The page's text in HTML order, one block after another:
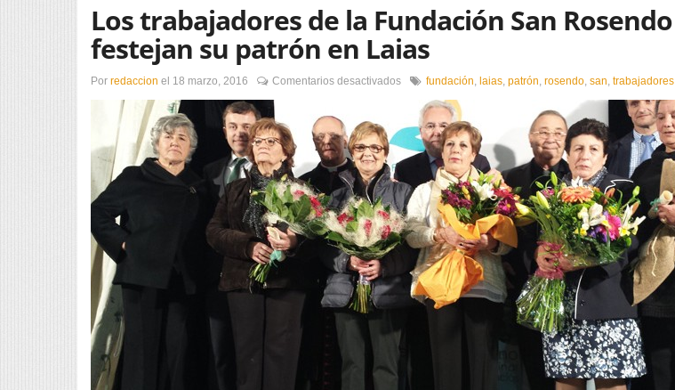
Los trabajadores de la Fundación San Rosendo
festejan su patrón en Laias
Por redaccion el 18 marzo, 2016 Comentarios desactivadosen
trabajadores
de
Fundación
Rosendo
festejan
su
patrón
en
Laias
fundación laias patrón rosendo san trabajadores